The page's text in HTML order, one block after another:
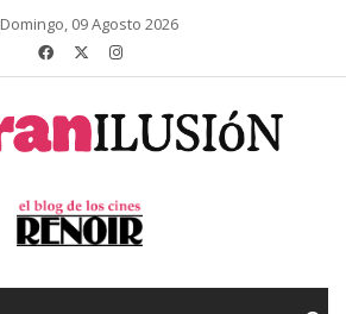
Domingo, 09 Agosto 2026